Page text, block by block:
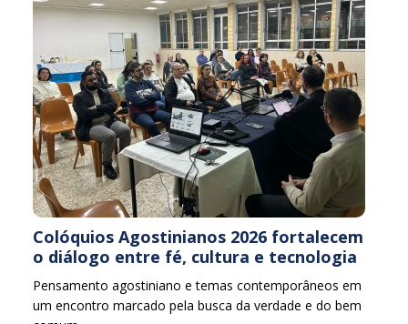
Colóquios Agostinianos 2026 fortalecem
o diálogo entre fé, cultura e tecnologia
Pensamento agostiniano e temas contemporâneos em
um encontro marcado pela busca da verdade e do bem